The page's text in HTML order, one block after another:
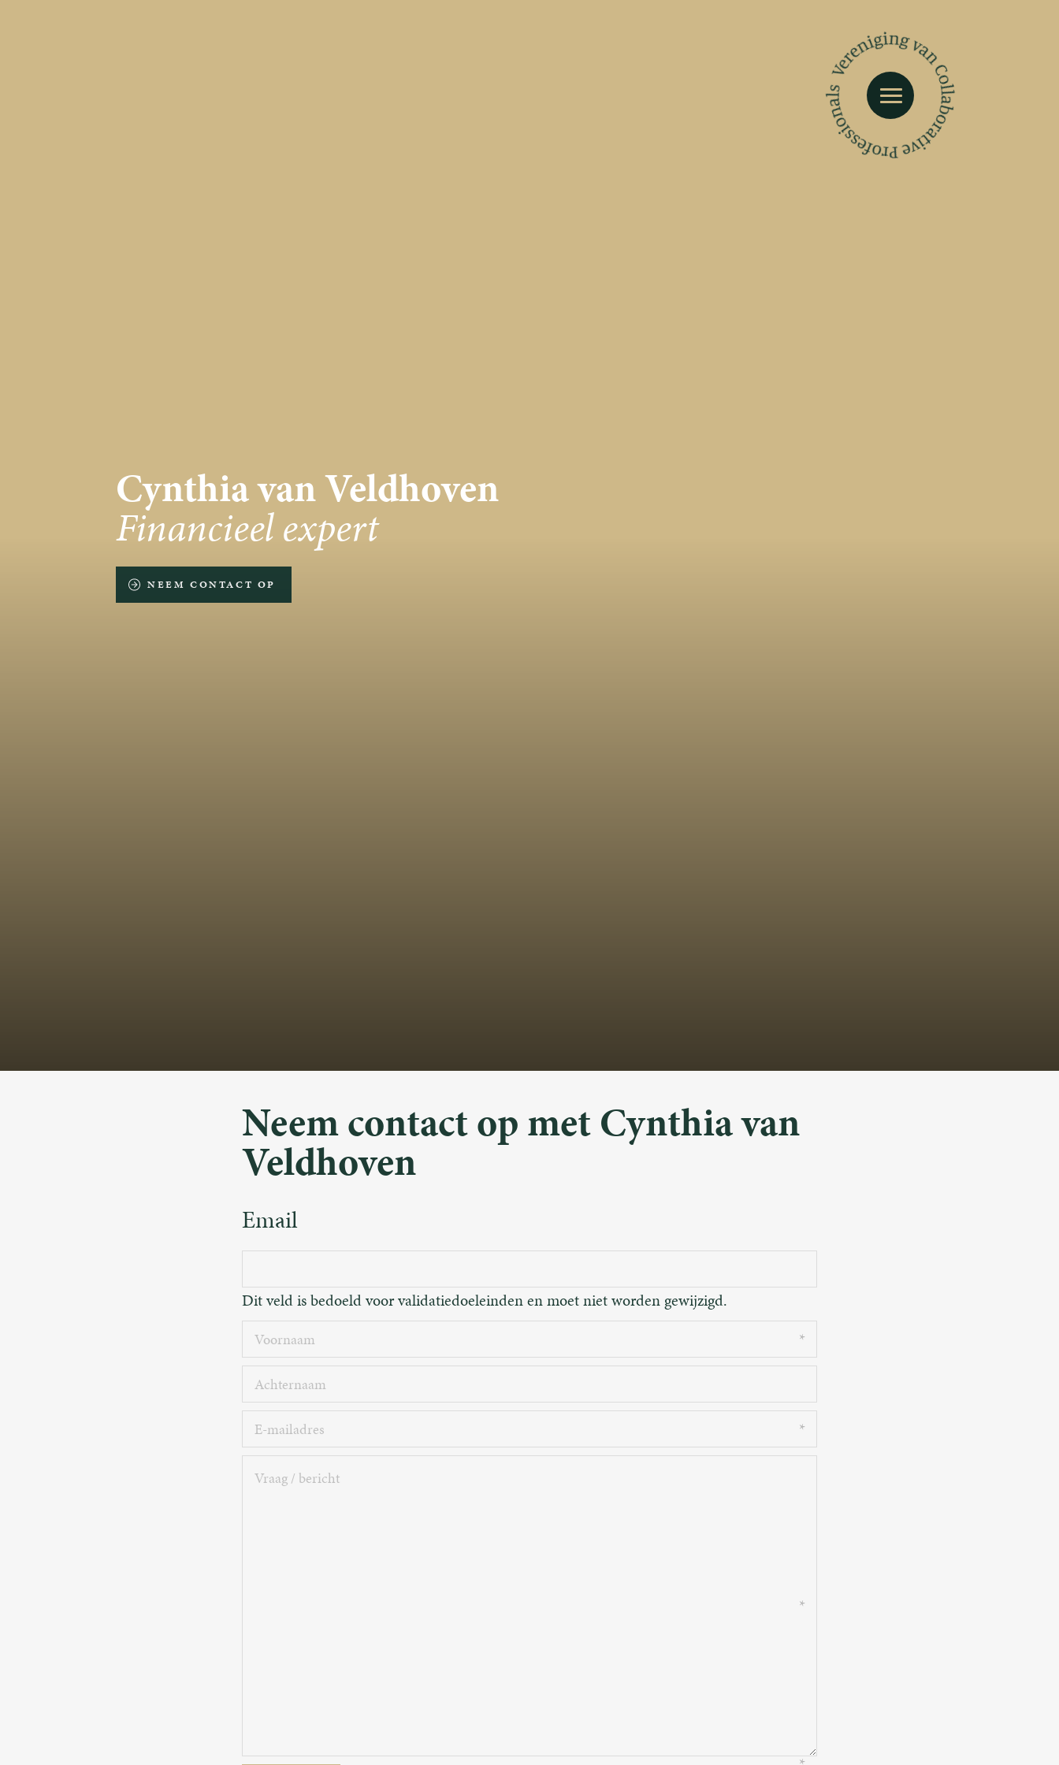
Cynthia van Veldhoven
Financieel expert
NEEM CONTACT OP
Neem contact op met Cynthia van
Veldhoven
Email
Dit veld is bedoeld voor validatiedoeleinden en moet niet worden gewijzigd.
Voornaam
Achternaam
E-
mailadres
Vraag